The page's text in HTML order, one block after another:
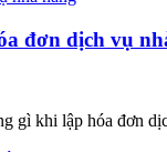
đơn dịch vụ
gì khi lập hóa đơn